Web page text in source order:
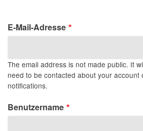
E-Mail-Adresse
The email address is not made public. It
need to be contacted about your account
notifications.
Benutzername